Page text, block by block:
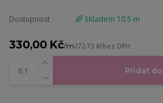
Dostupnost 🌈 Skladem 10.5 m
330,00 Kč/m272,73 Kčbez DPH
Přidat